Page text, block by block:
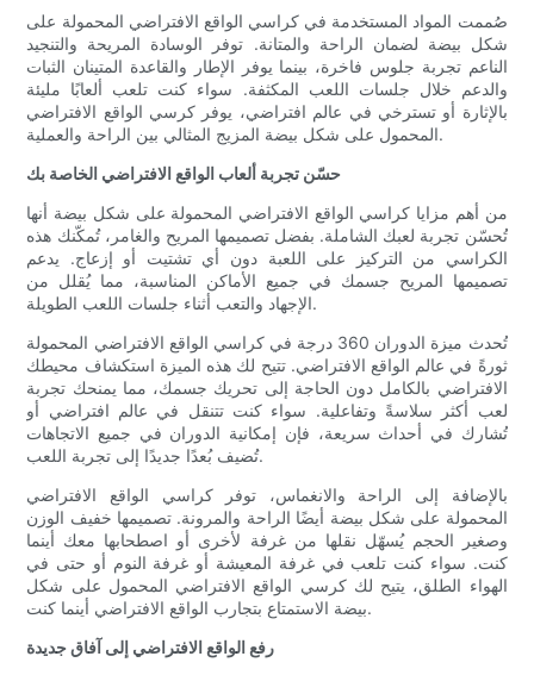
صُممت المواد المستخدمة في كراسي الواقع الافتراضي المحمولة على
شكل بيضة لضمان الراحة والمتانة. توفر الوسادة المريحة والتنجيد
الناعم تجربة جلوس فاخرة، بينما يوفر الإطار والقاعدة المتينان الثبات
والدعم خلال جلسات اللعب المكثفة. سواء كنت تلعب ألعابًا مليئة
بالإثارة أو تسترخي في عالم افتراضي، يوفر كرسي الواقع الافتراضي
المحمول على شكل بيضة المزيج المثالي بين الراحة والعملية.
حسّن تجربة ألعاب الواقع الافتراضي الخاصة بك
من أهم مزايا كراسي الواقع الافتراضي المحمولة على شكل بيضة أنها
تُحسّن تجربة لعبك الشاملة. بفضل تصميمها المريح والغامر، تُمكّنك هذه
الكراسي من التركيز على اللعبة دون أي تشتيت أو إزعاج. يدعم
تصميمها المريح جسمك في جميع الأماكن المناسبة، مما يُقلل من
الإجهاد والتعب أثناء جلسات اللعب الطويلة.
تُحدث ميزة الدوران 360 درجة في كراسي الواقع الافتراضي المحمولة
ثورةً في عالم الواقع الافتراضي. تتيح لك هذه الميزة استكشاف محيطك
الافتراضي بالكامل دون الحاجة إلى تحريك جسمك، مما يمنحك تجربة
لعب أكثر سلاسةً وتفاعلية. سواء كنت تتنقل في عالم افتراضي أو
تُشارك في أحداث سريعة، فإن إمكانية الدوران في جميع الاتجاهات
تُضيف بُعدًا جديدًا إلى تجربة اللعب.
بالإضافة إلى الراحة والانغماس، توفر كراسي الواقع الافتراضي
المحمولة على شكل بيضة أيضًا الراحة والمرونة. تصميمها خفيف الوزن
وصغير الحجم يُسهّل نقلها من غرفة لأخرى أو اصطحابها معك أينما
كنت. سواء كنت تلعب في غرفة المعيشة أو غرفة النوم أو حتى في
الهواء الطلق، يتيح لك كرسي الواقع الافتراضي المحمول على شكل
بيضة الاستمتاع بتجارب الواقع الافتراضي أينما كنت.
رفع الواقع الافتراضي إلى آفاق جديدة